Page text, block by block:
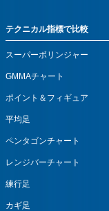
テクニカル指標で比較
スーパーボリンジャー
GMMAチャート
ポイント＆フィギュア
平均足
ペンタゴンチャート
レンジバーチャート
練行足
カギ足